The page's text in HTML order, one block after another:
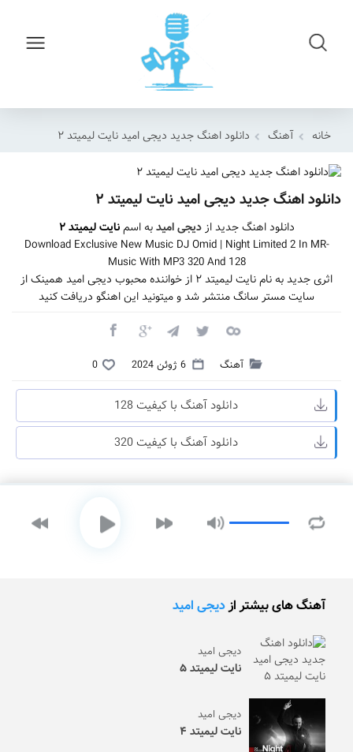
خانه آهنگ دانلود اهنگ جدید دیجی امید نایت لیمیتد ۲
دانلود اهنگ جدید دیجی امید نایت لیمیتد ۲
دانلود اهنگ جدید ازدیجی امیدبه اسمنایت لیمیتد ۲
Download Exclusive New Music DJ Omid | Night Limited 2 In MR-
Music With MP3 320 And 128
اثری جدید به نام نایت لیمیتد ۲ از خواننده محبوب دیجی امید همینک از
سایت مستر سانگ منتشر شد و میتونید این اهنگو دریافت کنید
آهنگ 6 ژوئن 2024 0
دانلود آهنگ با کیفیت 128
دانلود آهنگ با کیفیت 320
آهنگ های بیشتر ازدیجی امید
دیجی امید
نایت لیمیتد ۵
دیجی امید
نایت لیمیتد ۴